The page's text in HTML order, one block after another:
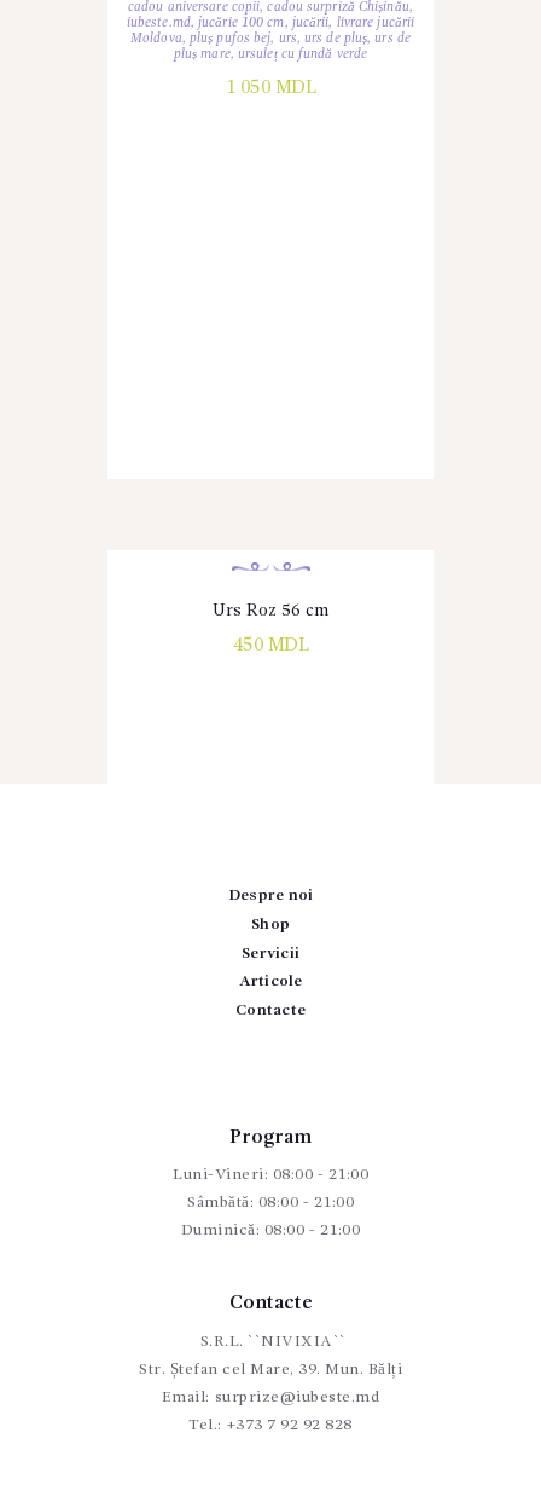
cadou aniversare copii,cadou surpriză Chișinău,
iubeste.md,jucărie 100 cm, jucării, livrare jucării
Moldova, pluș pufos bej, urs,urs de pluș,urs de
pluș mare, ursuleț cu fundă verde
1 050 MDL
Urs Roz 56 cm
450 MDL
Despre noi
Shop
Servicii
Articole
Contacte
Program
Luni-Vineri: 08:00 - 21:00
Sâmbătă: 08:00 - 21:00
Duminică: 08:00 - 21:00
Contacte
S.R.L. ``NIVIXIA``
Str. Ștefan cel Mare, 39. Mun. Bălți
Email: surprize@iubeste.md
Tel.: +373 7 92 92 828